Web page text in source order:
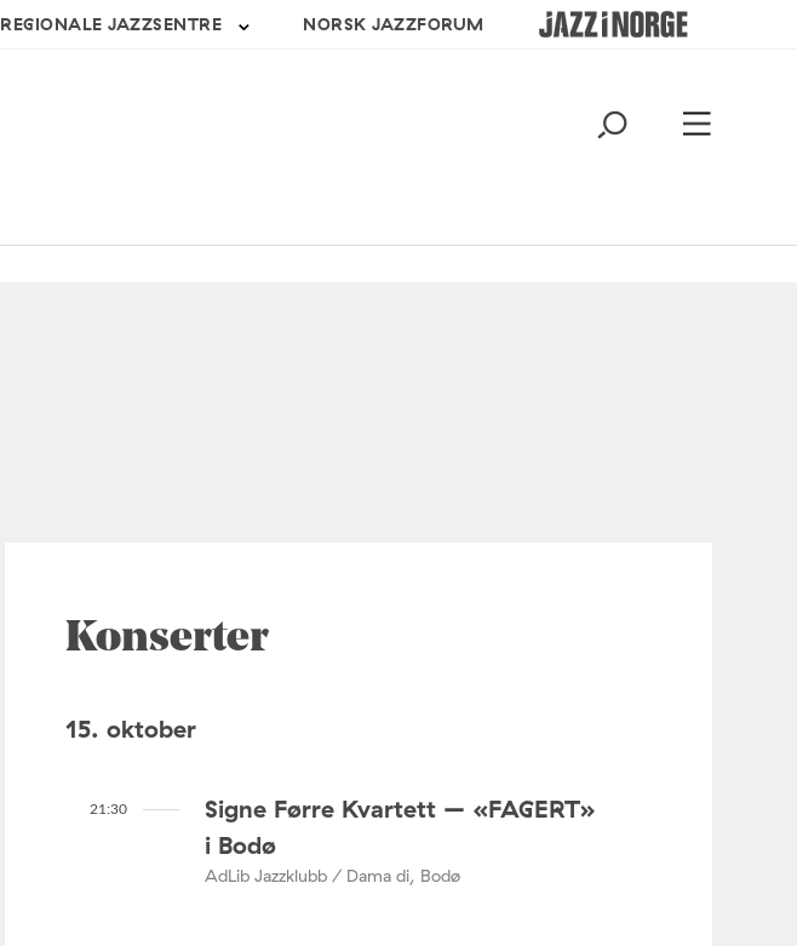
REGIONALE JAZZSENTRE NORSK JAZZFORUM
Konserter
15. oktober
21:30
Signe Førre Kvartett – «FAGERT»
i Bodø
AdLib Jazzklubb / Dama di, Bodø